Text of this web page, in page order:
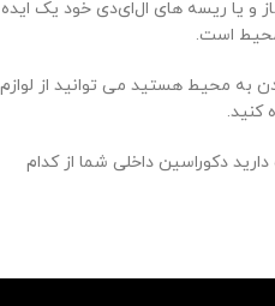
و یا ریسه های ال‌ای‌دی خود یک ایده
محیط است.
به محیط هستید می توانید از لوازم
کنید.
دکوراسین داخلی شما از کدام